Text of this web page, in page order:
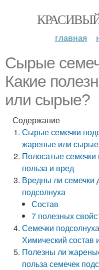
главная
Сырые
Какие
или сырые?
Содержание
Сырые семечки
жареные или
Полосатые семечки
польза и вред
Вредны ли семечки
подсолнуха
Состав
7 полезных
Семечки
Химический состав
Полезны ли
польза семечек